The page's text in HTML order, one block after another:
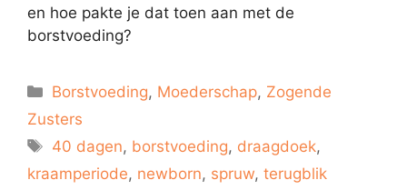
en hoe pakte je dat toen aan met de
borstvoeding?
Categorieën
Borstvoeding, Moederschap, Zogende
Zusters
Tags
40 dagen, borstvoeding, draagdoek,
kraamperiode, newborn, spruw, terugblik